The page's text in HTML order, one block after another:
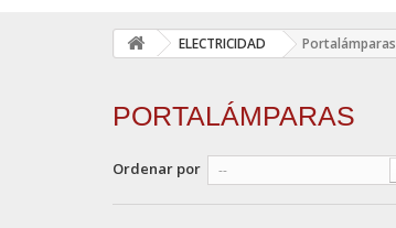
ELECTRICIDAD Portalámparas
PORTALÁMPARAS
Ordenar por --